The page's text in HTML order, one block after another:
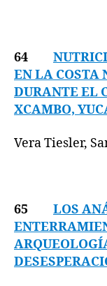
64
EN LA COSTA
DURANTE EL
XCAMBO,
Vera Tiesler,
65 LOS